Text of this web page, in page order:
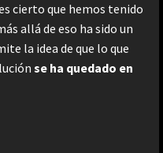
cierto que hemos tenido
allá de eso ha sido un
la idea de que lo que
se ha quedado en